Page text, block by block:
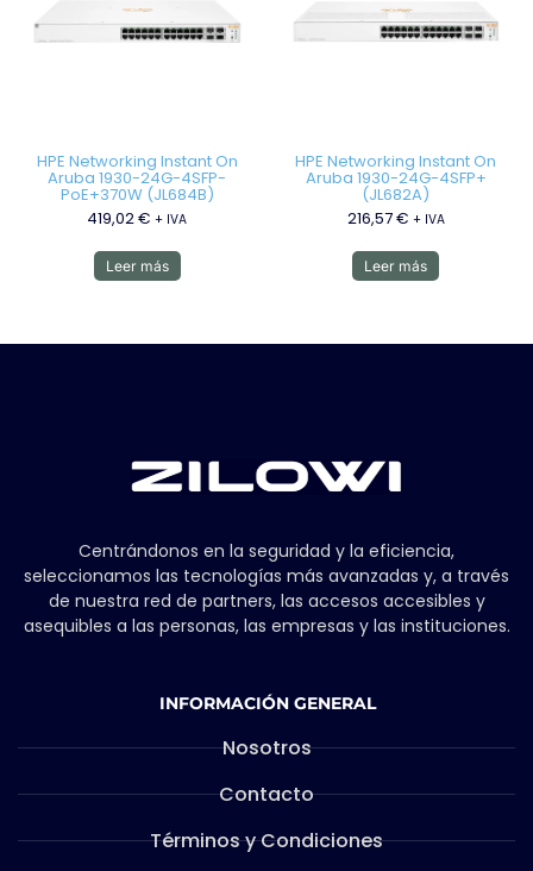
HPE Networking Instant On
Aruba 1930-24G-4SFP-
PoE+370W (JL684B)
419,02€ + IVA
Leer más
HPE Networking Instant On
Aruba 1930-24G-4SFP+
(JL682A)
216,57€ + IVA
Leer más
Centrándonos en la seguridad y la eficiencia,
seleccionamos las tecnologías más avanzadas y, a través
de nuestra red de partners, las accesos accesibles y
asequibles a las personas, las empresas y las instituciones.
INFORMACIÓN GENERAL
Nosotros
Contacto
Términos y Condiciones